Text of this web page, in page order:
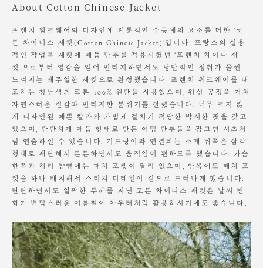
OS 68 53 57.5
Height 175cm / Waist 24" Slim 55 size.
찬물에 단독 손세탁 권장
염소, 산소계 표백제 사용 금지
원단에 직접 다림질 시 변형 가능성 있음. 스팀 다림질 권장
장시간 수분에 노출 시 변형 가능성 있음
소비자의 부주의로 인한 제품 훼손 및 세탁 잘못으로 인한
변형에 대해서는 보상의 책임을 지지 않습니다.
About Cotton Chinese Jacket
프렌치 워크웨어의 디자인에 전통적인 수공예의 요소를 더한 ‘코
튼 차이니스 재킷(Cotton Chinese Jacket)’입니다. 프랑스의 실용
적인 작업복 재킷에 매듭 단추를 적용시켰던 ‘프렌치 차이나 재
킷’으로부터 영감을 얻어 빈티지하면서도 낭만적인 정취가 물씬
느껴지는 캐주얼한 재킷으로 완성했습니다. 프렌치 워크웨어를 대
표하는 청남색의 코튼 100% 원단을 사용했으며, 워싱 공정을 거쳐
자연스러운 질감과 빈티지한 분위기를 살렸습니다. 너무 크지 않
게 디자인된 예쁜 칼라와 가볍게 걸치기 적당한 박시한 핏을 갖고
있으며, 단단하게 매듭 형태로 만든 여밈 단추들을 잠그면 셔츠처
럼 연출하실 수 있습니다. 겨드랑이와 연결되는 소매 뒤쪽은 삼각
형태로 재단해서 튼튼하면서도 움직임이 편하도록 했습니다. 가슴
한쪽과 허리 양옆에는 패치 포켓이 달려 있으며, 안쪽에도 패치 포
켓을 하나 배치해서 스티치 디테일이 겉으로 드러나게 했습니다.
탄탄하면서도 얄팍한 두께를 지닌 코튼 차이니스 재킷은 날씨 변
화가 변덕스러운 여름철에 아우터처럼 활용하시기에도 좋습니다.